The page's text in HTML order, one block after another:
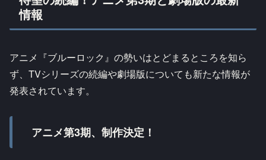
情報
アニメ『ブルーロック』の勢いはとどまるところを知ら
ず、TVシリーズの続編や劇場版についても新たな情報が
発表されています。
アニメ第3期、制作決定！